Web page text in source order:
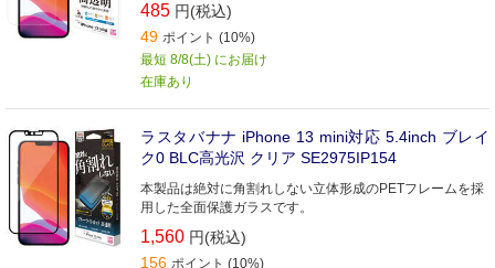
485 円(税込)
49 ポイント (10%)
最短 8/8(土) にお届け
在庫あり
ラスタバナナ iPhone 13 mini対応 5.4inch ブレイ
ク0 BLC高光沢 クリア SE2975IP154
本製品は絶対に角割れしない立体形成のPETフレームを採
用した全面保護ガラスです。
1,560 円(税込)
156 ポイント (10%)